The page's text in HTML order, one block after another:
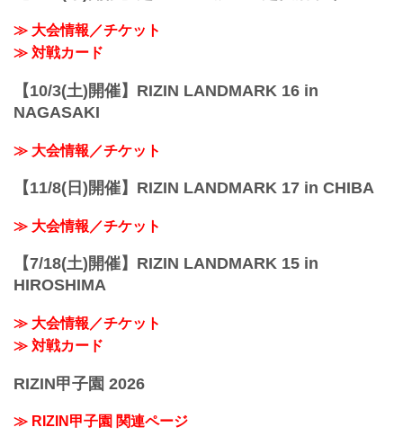
≫ 大会情報／チケット
≫ 対戦カード
【10/3(土)開催】RIZIN LANDMARK 16 in
NAGASAKI
≫ 大会情報／チケット
【11/8(日)開催】RIZIN LANDMARK 17 in CHIBA
≫ 大会情報／チケット
【7/18(土)開催】RIZIN LANDMARK 15 in
HIROSHIMA
≫ 大会情報／チケット
≫ 対戦カード
RIZIN甲子園 2026
≫ RIZIN甲子園 関連ページ